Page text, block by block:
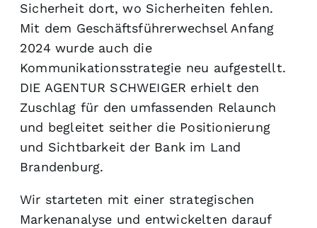
Sicherheit dort, wo Sicherheiten fehlen.
Mit dem Geschäftsführerwechsel Anfang
2024 wurde auch die
Kommunikationsstrategie neu aufgestellt.
DIE AGENTUR SCHWEIGER erhielt den
Zuschlag für den umfassenden Relaunch
und begleitet seither die Positionierung
und Sichtbarkeit der Bank im Land
Brandenburg.
Wir starteten mit einer strategischen
Markenanalyse und entwickelten darauf